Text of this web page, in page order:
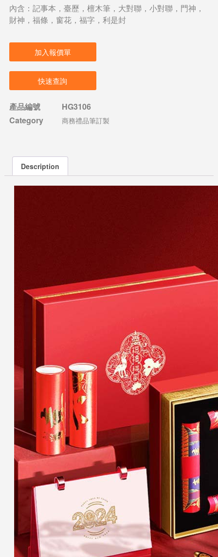
內含：記事本，臺歷，檀木筆，大對聯，小對聯，門神，
財神，福條，窗花，福字，利是封
加入報價單
快速查詢
產品編號
HG3106
Category
商務禮品筆訂製
Description